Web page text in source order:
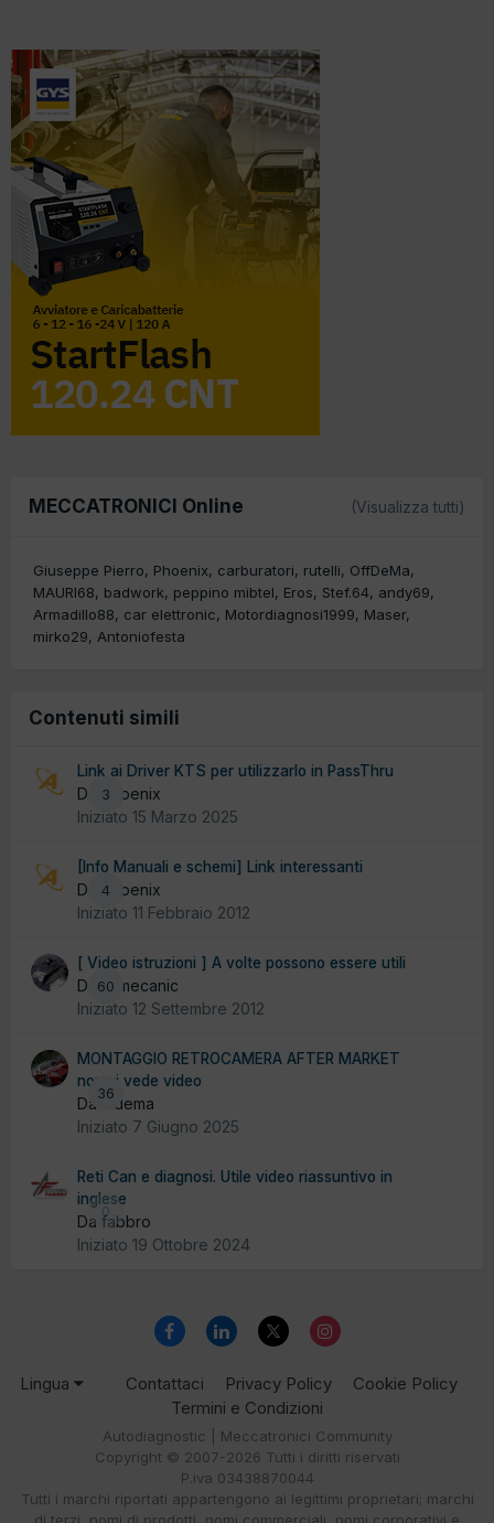
MECCATRONICI Online (Visualizza tutti)
Giuseppe Pierro Phoenix carburatori rutelli
OffDeMa
MAURI68
badwork peppino mibtel Eros Stef.64
andy69
Armadillo88
car elettronic Motordiagnosi1999
Maser
mirko29
Antoniofesta
Contenuti simili
3
Link ai Driver KTS per utilizzarlo in PassThru
Da Phoenix
Iniziato 15 Marzo 2025
4
[Info Manuali e schemi] Link interessanti
Da Phoenix
Iniziato 11 Febbraio 2012
60
[ Video istruzioni ] A volte possono essere utili
Da El mecanic
Iniziato 12 Settembre 2012
36
MONTAGGIO RETROCAMERA AFTER MARKET
non si vede video
Da ludema
Iniziato 7 Giugno 2025
Reti Can e diagnosi. Utile video riassuntivo in
inglese
Da fabbro
Iniziato 19 Ottobre 2024
Lingua Contattaci Privacy Policy
Cookie Policy
Termini e Condizioni
Autodiagnostic | Meccatronici Community
Copyright © 2007-2026 Tutti i diritti riservati
P.iva 03438870044
Tutti i marchi riportati appartengono ai legittimi proprietari; marchi
di terzi, nomi di prodotti, nomi commerciali, nomi corporativi e